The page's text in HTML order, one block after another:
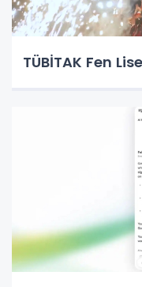
TÜBİTAK Fen